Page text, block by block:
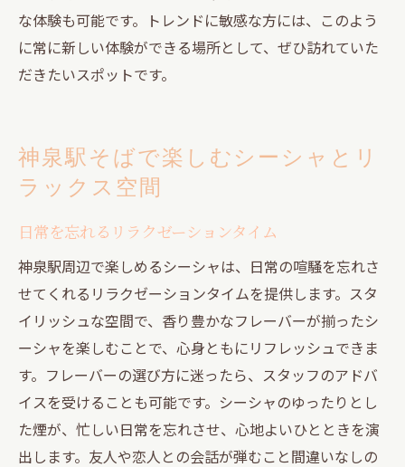
な体験も可能です。トレンドに敏感な方には、このよう
に常に新しい体験ができる場所として、ぜひ訪れていた
だきたいスポットです。
神泉駅そばで楽しむシーシャとリ
ラックス空間
日常を忘れるリラクゼーションタイム
神泉駅周辺で楽しめるシーシャは、日常の喧騒を忘れさ
せてくれるリラクゼーションタイムを提供します。スタ
イリッシュな空間で、香り豊かなフレーバーが揃ったシ
ーシャを楽しむことで、心身ともにリフレッシュできま
す。フレーバーの選び方に迷ったら、スタッフのアドバ
イスを受けることも可能です。シーシャのゆったりとし
た煙が、忙しい日常を忘れさせ、心地よいひとときを演
出します。友人や恋人との会話が弾むこと間違いなしの